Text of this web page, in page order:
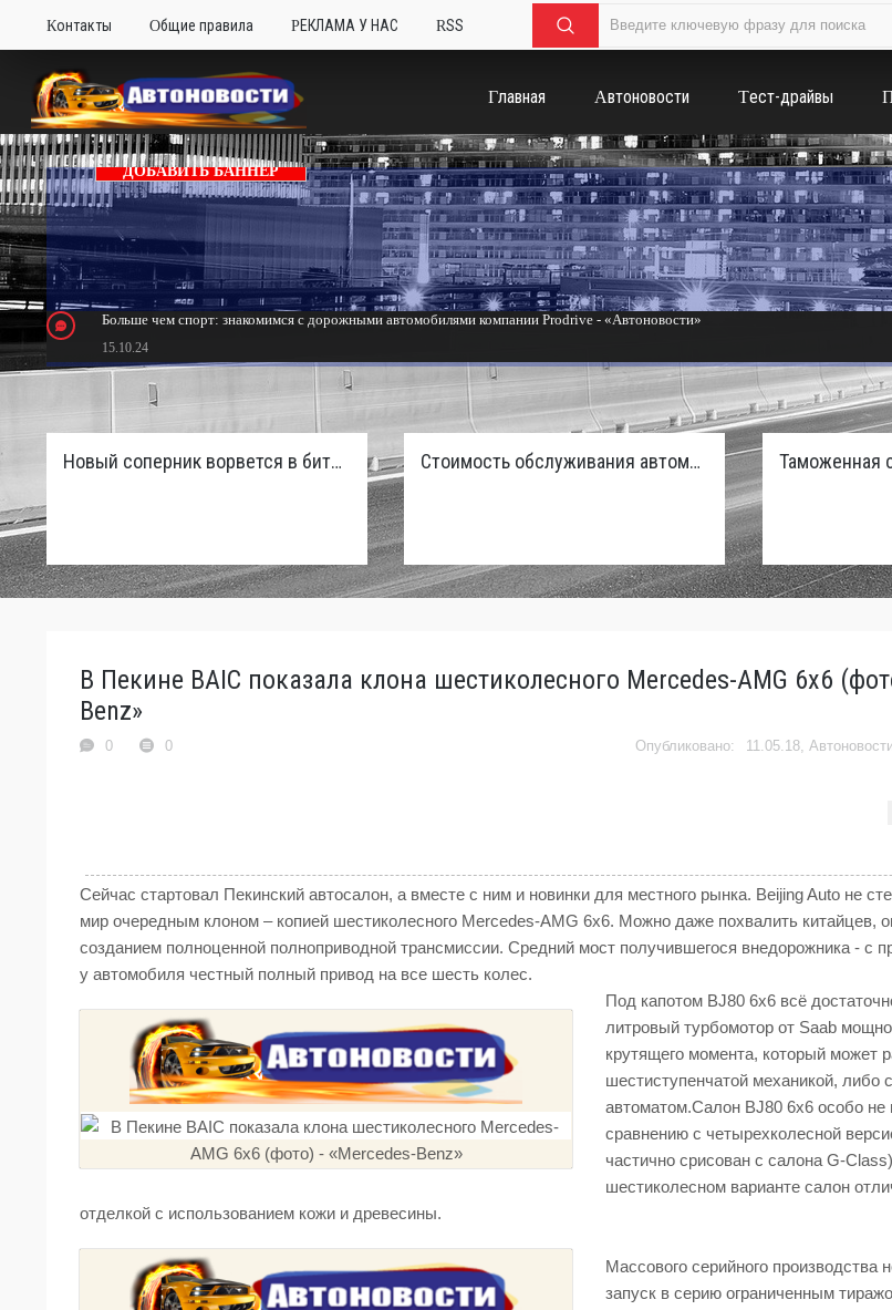
Контакты Общие правила РЕКЛАМА У НАС RSS
Главная Автоновости Тест-драйвы
ДОБАВИТЬ БАННЕР
Больше чем спорт: знакомимся с дорожными автомобилями компании Prodrive - «Автоновости»
15.10.24
Тюнинг Mitsubishi Eclipse. Самый быстрый передний привод России с бензиновым мотором - «Тюнинг и автоспорт»
Новый соперник ворвется в битву пикапов: Sinotruk S7 с дизелем и 4×4 готовят к старту в России Стоимость обслуживания автомобилей в России вырастет из-за дефицита кадров
В Пекине BAIC показала клона шестиколесного Mercedes-AMG 6x6
Benz»
11.05.18, Автоновости
0 0
Сейчас стартовал Пекинский автосалон, а вместе с ним и новинки для местного рынка. Beijing Auto не
мир очередным клоном – копией шестиколесного Mercedes-AMG 6x6. Можно даже похвалить китайцев,
созданием полноценной полноприводной трансмиссии. Средний мост получившегося внедорожника - с
у автомобиля честный полный привод на все шесть колес.
Под капотом BJ80 6x6 всё
литровый турбомотор от Saab
крутящего момента, который может
шестиступенчатой механикой, либо
автоматом.Салон BJ80 6x6 особо не
сравнению с четырехколесной
частично срисован с салона G-
шестиколесном варианте салон
отделкой с использованием кожи и древесины.
Массового серийного производства
запуск в серию ограниченным